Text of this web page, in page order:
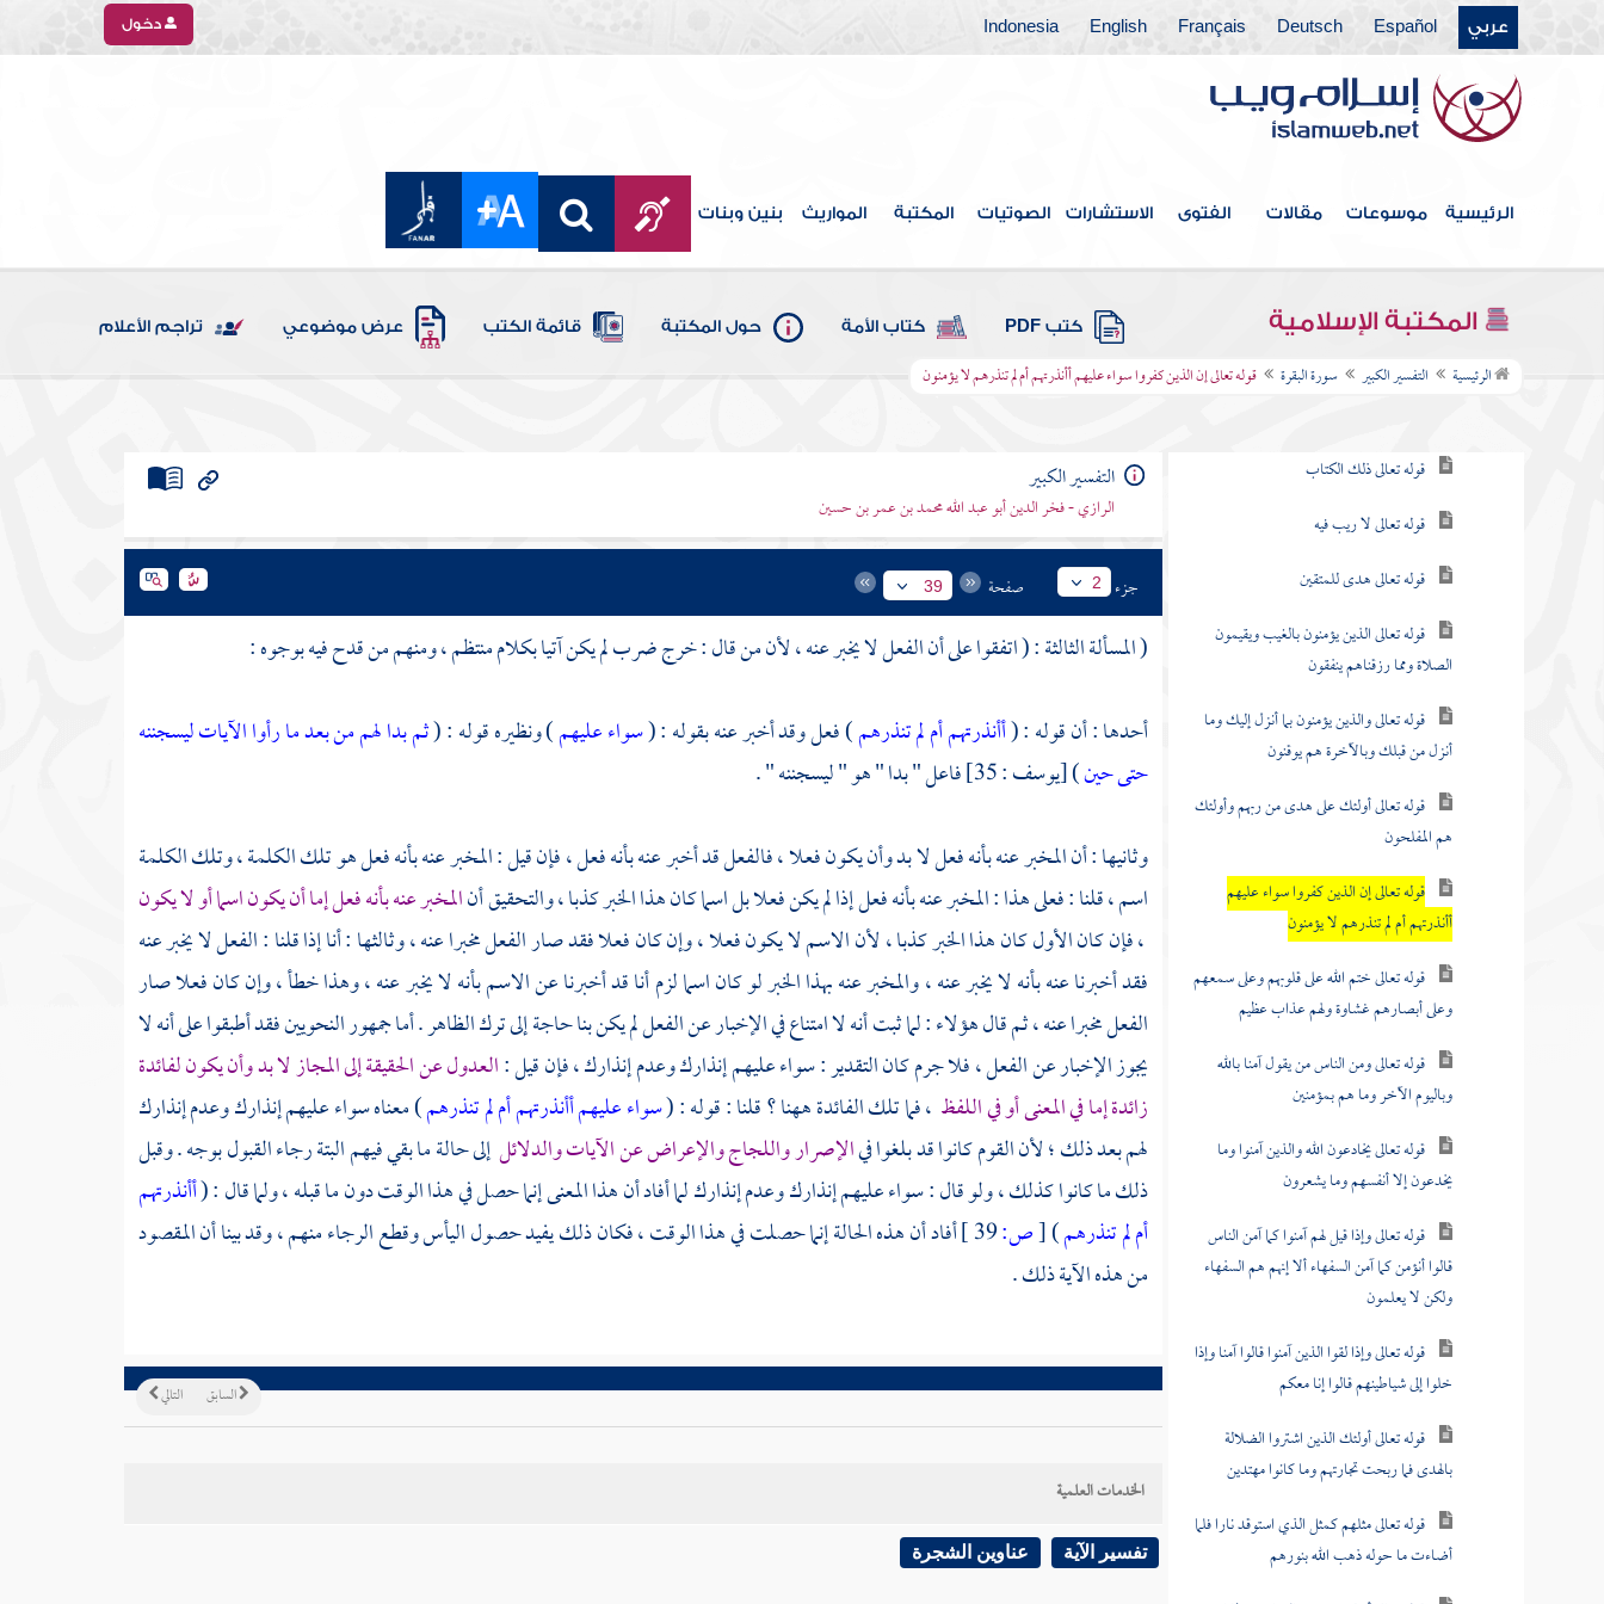
عربي Español
Deutsch
Français
English
Indonesia دخول
الرئيسية موسوعات مقالات الفتوى الاستشارات الصوتيات المكتبة المواريث بنين وبنات
المكتبة الإسلامية كتب PDF كتاب الأمة حول المكتبة قائمة الكتب عرض موضوعي تراجم الأعلام
الرئيسية التفسير الكبير سورة البقرة قوله تعالى إن الذين كفروا سواء عليهم أأنذرتهم أم لم تنذرهم لا يؤمنون
فهرس الكتاب
المقدمة
الكتاب الأول في العلوم المستنبطة من قوله
الكتاب الثاني في مباحث بسم الله الرحمن
الرحيم
سورة الفاتحة
سورة البقرة
قوله تعالى ذلك الكتاب
قوله تعالى لا ريب فيه
قوله تعالى هدى للمتقين
قوله تعالى الذين يؤمنون بالغيب ويقيمون
الصلاة ومما رزقناهم ينفقون
قوله تعالى والذين يؤمنون بما أنزل إليك وما
أنزل من قبلك وبالآخرة هم يوقنون
قوله تعالى أولئك على هدى من ربهم وأولئك
هم المفلحون
قوله تعالى إن الذين كفروا سواء عليهم
أأنذرتهم أم لم تنذرهم لا يؤمنون
قوله تعالى ختم الله على قلوبهم وعلى سمعهم
وعلى أبصارهم غشاوة ولهم عذاب عظيم
قوله تعالى ومن الناس من يقول آمنا بالله
وباليوم الآخر وما هم بمؤمنين
قوله تعالى يخادعون الله والذين آمنوا وما
يخدعون إلا أنفسهم وما يشعرون
قوله تعالى وإذا قيل لهم آمنوا كما آمن الناس
قالوا أنؤمن كما آمن السفهاء ألا إنهم هم السفهاء
ولكن لا يعلمون
قوله تعالى وإذا لقوا الذين آمنوا قالوا آمنا وإذا
خلوا إلى شياطينهم قالوا إنا معكم
قوله تعالى أولئك الذين اشتروا الضلالة
بالهدى فما ربحت تجارتهم وما كانوا مهتدين
قوله تعالى مثلهم كمثل الذي استوقد نارا فلما
أضاءت ما حوله ذهب الله بنورهم
التفسير الكبير
الرازي - فخر الدين أبو عبد الله محمد بن عمر بن حسين
جزء 2 صفحة 39
( المسألة الثالثة : ( اتفقوا على أن الفعل لا يخبر عنه ، لأن من قال : خرج ضرب لم يكن آتيا بكلام منتظم ، ومنهم من قدح فيه بوجوه :
أحدها : أن قوله : (أأنذرتهم أم لم تنذرهم) فعل وقد أخبر عنه بقوله : (سواء عليهم) ونظيره قوله : (ثم بدا لهم من بعد ما رأوا الآيات ليسجننه
حتى حين) [يوسف : 35] فاعل " بدا " هو " ليسجننه " .
وثانيها : أن المخبر عنه بأنه فعل لا بد وأن يكون فعلا ، فالفعل قد أخبر عنه بأنه فعل ، فإن قيل : المخبر عنه بأنه فعل هو تلك الكلمة ، وتلك الكلمة
اسم ، قلنا : فعلى هذا : المخبر عنه بأنه فعل إذا لم يكن فعلا بل اسما كان هذا الخبر كذبا ، والتحقيق أنالمخبر عنه بأنه فعل إما أن يكون اسما أو لا يكون
، فإن كان الأول كان هذا الخبر كذبا ، لأن الاسم لا يكون فعلا ، وإن كان فعلا فقد صار الفعل مخبرا عنه ، وثالثها : أنا إذا قلنا : الفعل لا يخبر عنه
فقد أخبرنا عنه بأنه لا يخبر عنه ، والمخبر عنه بهذا الخبر لو كان اسما لزم أنا قد أخبرنا عن الاسم بأنه لا يخبر عنه ، وهذا خطأ ، وإن كان فعلا صار
الفعل مخبرا عنه ، ثم قال هؤلاء : لما ثبت أنه لا امتناع في الإخبار عن الفعل لم يكن بنا حاجة إلى ترك الظاهر . أما جمهور النحويين فقد أطبقوا على أنه لا
يجوز الإخبار عن الفعل ، فلا جرم كان التقدير : سواء عليهم إنذارك وعدم إنذارك ، فإن قيل :العدول عن الحقيقة إلى المجاز لا بد وأن يكون لفائدة
زائدة إما في المعنى أو في اللفظ ، فما تلك الفائدة ههنا ؟ قلنا : قوله : (سواء عليهم أأنذرتهم أم لم تنذرهم) معناه سواء عليهم إنذارك وعدم إنذارك
لهم بعد ذلك ؛ لأن القوم كانوا قد بلغوا فيالإصرار واللجاج والإعراض عن الآيات والدلائلإلى حالة ما بقي فيهم البتة رجاء القبول بوجه . وقبل
ذلك ما كانوا كذلك ، ولو قال : سواء عليهم إنذارك وعدم إنذارك لما أفاد أن هذا المعنى إنما حصل في هذا الوقت دون ما قبله ، ولما قال : (أأنذرتهم
أم لم تنذرهم)
[ص:39 ]
أفاد أن هذه الحالة إنما حصلت في هذا الوقت ، فكان ذلك يفيد حصول اليأس وقطع الرجاء منهم ، وقد بينا أن المقصود
من هذه الآية ذلك .
التالي السابق
الخدمات العلمية
تفسير الآية عناوين الشجرة